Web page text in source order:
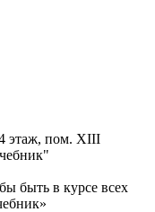
этаж, пом. XIII
быть в курсе всех